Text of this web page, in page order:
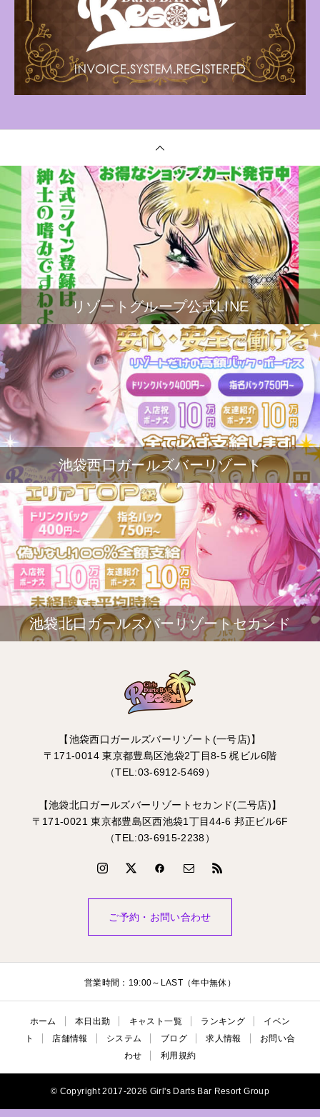
リゾートグループ公式LINE
池袋西口ガールズバーリゾート
池袋北口ガールズバーリゾートセカンド
【池袋西口ガールズバーリゾート(一号店)】
〒171-0014 東京都豊島区池袋2丁目8-5 梶ビル6階
（TEL:03-6912-5469）
【池袋北口ガールズバーリゾートセカンド(二号店)】
〒171-0021 東京都豊島区西池袋1丁目44-6 邦正ビル6F
（TEL:03-6915-2238）
ご予約・お問い合わせ
営業時間：19:00～LAST（年中無休）
ホーム 本日出勤 キャスト一覧 ランキング
イベン
ト
店舗情報 システム ブログ 求人情報
お問い合
わせ
利用規約
© Copyright 2017-2026 Girl's Darts Bar Resort Group